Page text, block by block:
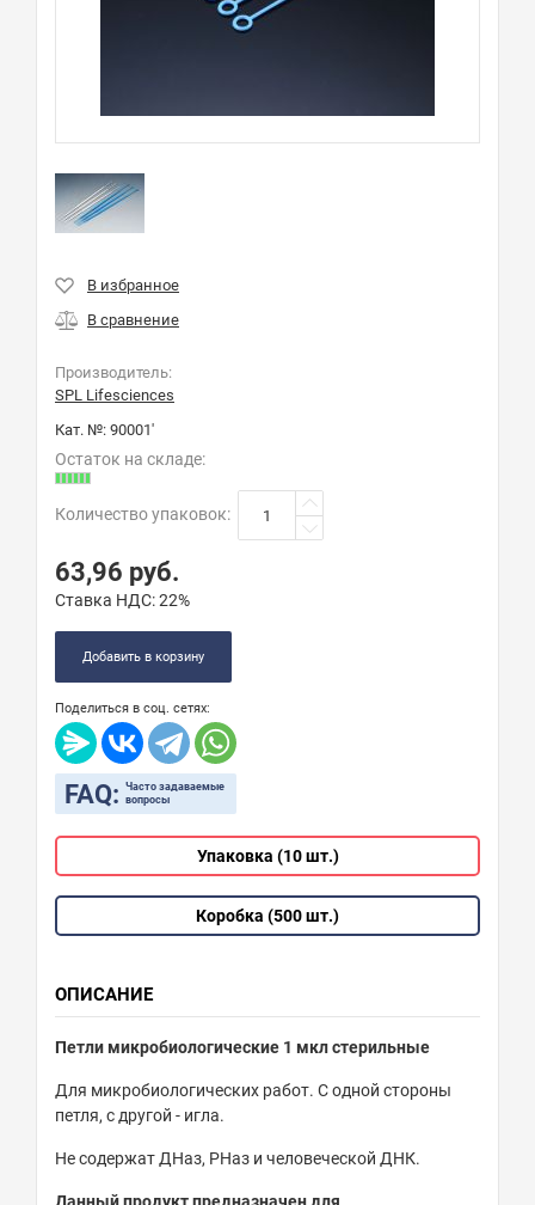
Производитель:
SPL Lifesciences
Кат. №: 90001'
Остаток на складе:
Количество упаковок:
63,96 руб.
Ставка НДС:22%
Добавить в корзину
Поделиться в соц. сетях:
FAQ: Часто задаваемые
вопросы
Упаковка (10 шт.)
Коробка (500 шт.)
ОПИСАНИЕ
Петли микробиологические 1 мкл стерильные
Для микробиологических работ. С одной стороны
петля, с другой - игла.
Не содержат ДНаз, РНаз и человеческой ДНК.